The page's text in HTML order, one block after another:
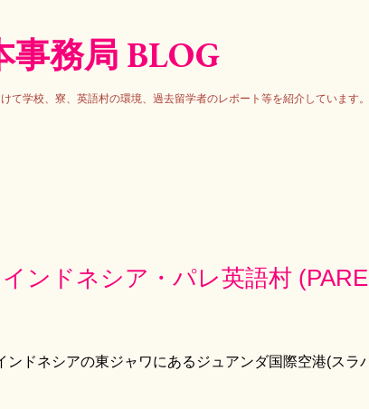
務局 BLOG
て学校、寮、英語村の環境、過去留学者のレポート等を紹介していま
ンドネシア・パレ英語村
ンドネシアの東ジャワにあるジュアンダ国際空港(スラ